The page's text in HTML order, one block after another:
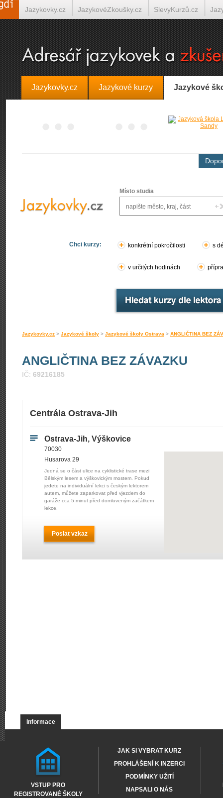
Jazykovky.cz Jazykové kurzy Jazykové
Místo studia
Chci kurzy: konkrétní pokročilosti s
v určitých hodinách
Jazykovky.cz > Jazykové školy > Jazykové školy Ostrava > ANGLIČTINA BEZ
ANGLIČTINA BEZ ZÁVAZKU
IČ: 69216185
Centrála Ostrava-Jih
Ostrava-Jih, Výškovice
70030
Husarova 29
Jedná se o část ulice na cyklistické trase mezi
Bělským lesem a výškovickým mostem. Pokud
jedete na individuální lekci s českým lektorem
autem, můžete zaparkovat před vjezdem do
garáže cca 5 minut před domluveným začátkem
lekce.
Poslat vzkaz
Informace
VSTUP PRO
REGISTROVANÉ ŠKOLY
JAK SI VYBRAT KURZ
PROHLÁŠENÍ K INZERCI
PODMÍNKY UŽITÍ
NAPSALI O NÁS
Jazykovky.cz JazykovéZkoušky.cz SlevyKurzů.cz
Španělština on-line Italština on-line Tlumočení-